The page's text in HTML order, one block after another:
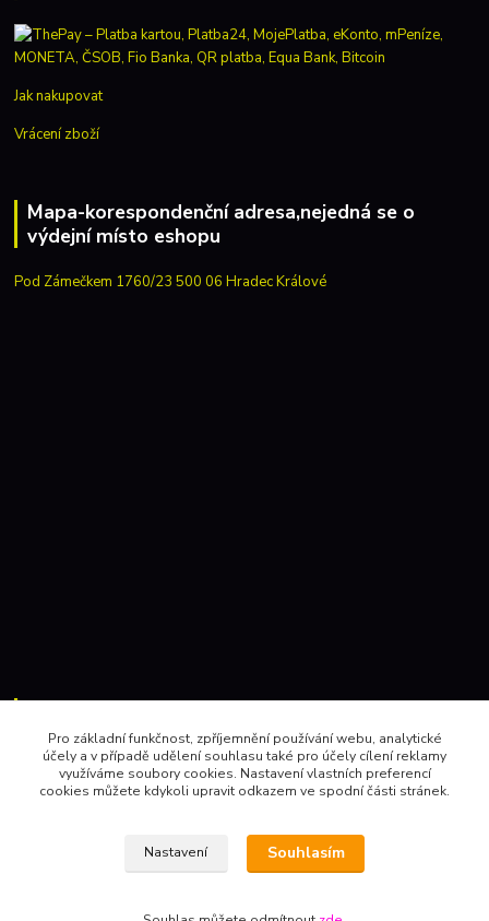
Jak nakupovat
Vrácení zboží
Mapa-korespondenční adresa,nejedná se o
výdejní místo eshopu
Pod Zámečkem 1760/23 500 06 Hradec Králové
Kontakty:
604 157410 , 602 345528
Pro základní funkčnost, zpříjemnění používání webu, analytické
účely a v případě udělení souhlasu také pro účely cílení reklamy
využíváme soubory cookies. Nastavení vlastních preferencí
cookies můžete kdykoli upravit odkazem ve spodní části stránek.
Nastavení Souhlasím